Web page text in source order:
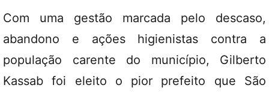
Com uma gestão marcada pelo descaso,
abandono e ações higienistas contra a
população carente do município, Gilberto
Kassab foi eleito o pior prefeito que São